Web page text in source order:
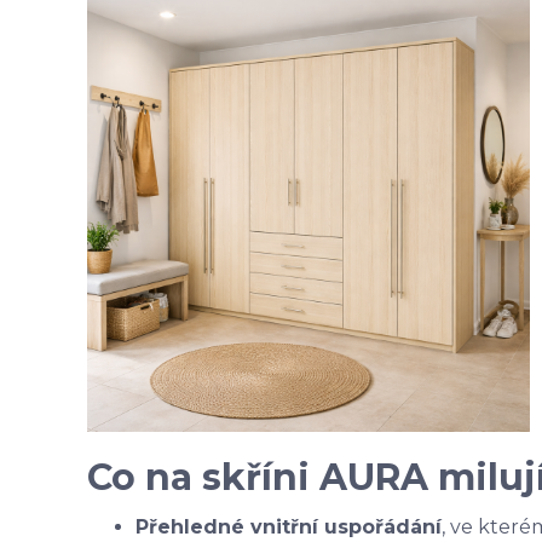
Co na skříni AURA
Přehledné vnitřní uspořádání, ve